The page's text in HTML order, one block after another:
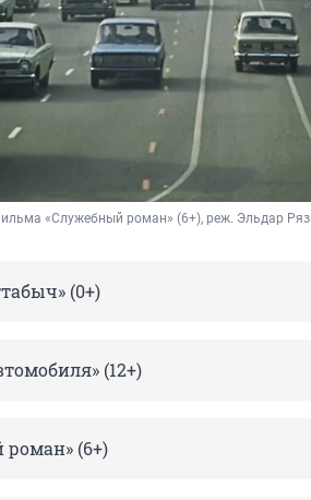
«Служебный роман» (6+), реж. Эльдар
(0+)
(12+)
(6+)